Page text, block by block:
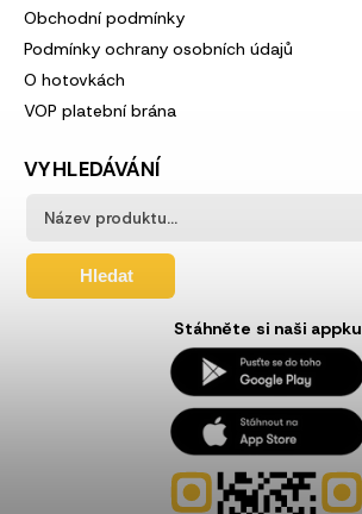
Obchodní podmínky
Podmínky ochrany osobních údajů
O hotovkách
VOP platební brána
VYHLEDÁVÁNÍ
Hledat
Stáhněte si naši appku